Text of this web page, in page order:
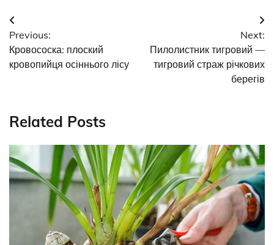
Post
navigation
Previous:
Кровососка: плоский
кровопийця осіннього лісу
Next:
Пилолистник тигровий —
тигровий страж річкових
берегів
Related Posts